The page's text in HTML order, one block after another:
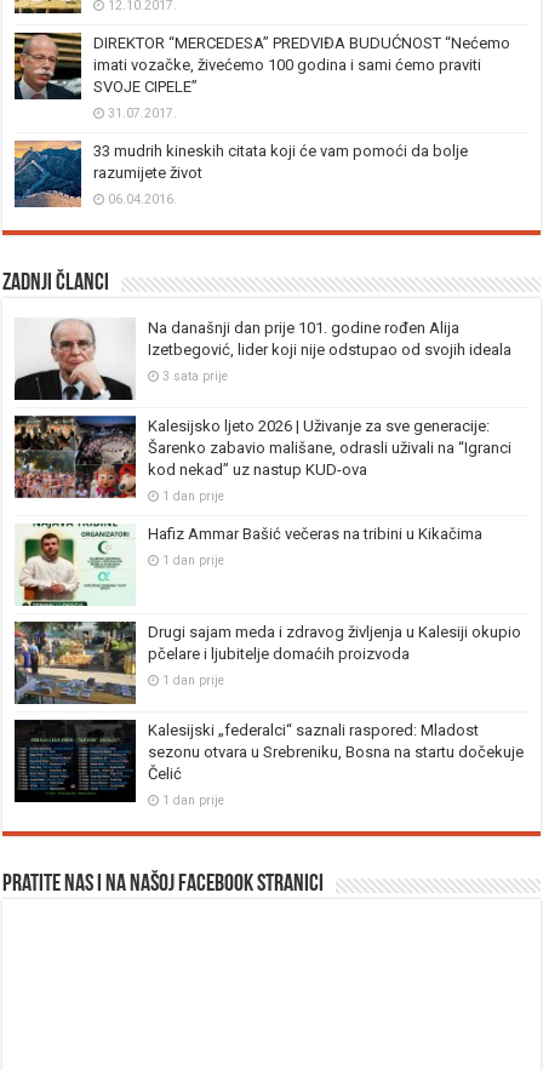
12.10.2017.
DIREKTOR “MERCEDESA” PREDVIĐA BUDUĆNOST “Nećemo
imati vozačke, živećemo 100 godina i sami ćemo praviti
SVOJE CIPELE”
31.07.2017.
33 mudrih kineskih citata koji će vam pomoći da bolje
razumijete život
06.04.2016.
Zadnji članci
Na današnji dan prije 101. godine rođen Alija
Izetbegović, lider koji nije odstupao od svojih ideala
3 sata prije
Kalesijsko ljeto 2026 | Uživanje za sve generacije:
Šarenko zabavio mališane, odrasli uživali na “Igranci
kod nekad” uz nastup KUD-ova
1 dan prije
Hafiz Ammar Bašić večeras na tribini u Kikačima
1 dan prije
Drugi sajam meda i zdravog življenja u Kalesiji okupio
pčelare i ljubitelje domaćih proizvoda
1 dan prije
Kalesijski „federalci“ saznali raspored: Mladost
sezonu otvara u Srebreniku, Bosna na startu dočekuje
Čelić
1 dan prije
Pratite nas i na našoj facebook stranici